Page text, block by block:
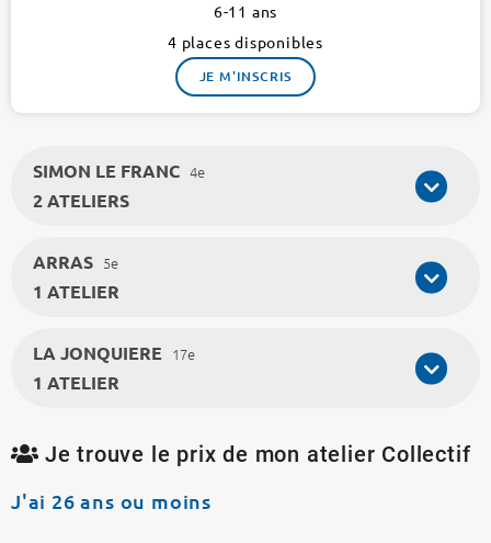
6-11 ans
4 places disponibles
JE M'INSCRIS
SIMON LE FRANC 4e
2 ATELIERS
ARRAS 5e
1 ATELIER
LA JONQUIERE 17e
1 ATELIER
Je trouve le prix de mon atelier Collectif
J'ai 26 ans ou moins